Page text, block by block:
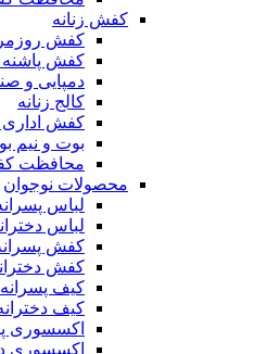
کفش زنانه
کفش
کفش پاشنه
دمپایی و
کالج زنانه
کفش اداری
بوت و نیم
محافظت
محصولات نوجوان
لباس
لباس
کفش
کفش
کیف
کیف
اکسسوری
اکسسوری